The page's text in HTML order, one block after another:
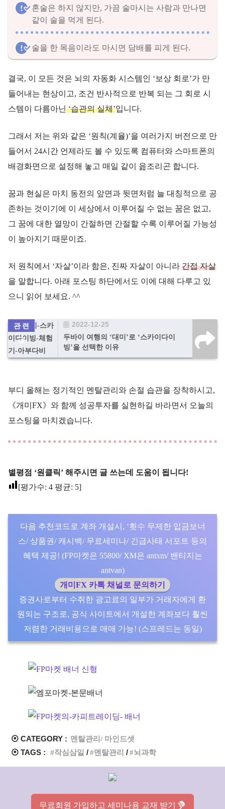
혼술은 하지 않지만, 가끔 술마시는 사람과 만나면
같이 술을 먹게 된다.
술을 한 목음이라도 마시면 담배를 피게 된다.
결국, 이 모든 것은 뇌의 자동화 시스템인 ‘보상 회로’가 만
들어내는 현상이고, 조건 반사적으로 반복 되는 그 회로 시
스템이 다름아닌‘습관의 실체’입니다.
그래서 저는 위와 같은 ‘원칙(계율)’을 여러가지 버전으로 만
들어서 24시간 언제라도 볼 수 있도록 컴퓨터와 스마트폰의
배경화면으로 설정해 놓고 매일 같이 읊조리곤 합니다.
꿈과 현실은 마치 동전의 앞면과 뒷면처럼 늘 대칭적으로 공
존하는 것이기에 이 세상에서 이루어질 수 없는 꿈은 없고,
그 꿈에 대한 열망이 간절하면 간절할 수록 이루어질 가능성
이 높아지기 때문이죠.
저 원칙에서 ‘자살’이라 함은, 진짜 자살이 아니라 간접 자살
을 말합니다. 아래 포스팅 하단에서도 이에 대해 다루고 있
으니 읽어 보세요. ^^
2022-12-25
두바이 여행의 ‘대미’로 ‘스카이다이
빙’을 선택한 이유
부디 올해는 정기적인 멘탈관리와 손절 습관을 장착하시고,
《개미FX》와 함께 성공투자를 실현하길 바라면서 오늘의
포스팅을 마치겠습니다.
별평점 ‘원클릭’ 해주시면 글 쓰는데 도움이 됩니다!
[평가수: 4 평균: 5]
다음 추천코드로 계좌 개설시, ‘횟수 무제한 입금보너
스/ 상품권/ 캐시백/ 무료세미나/ 긴급사태 서포트 등의
혜택 제공! (FP마켓은 55800/ XM은 antxm/ 밴티지는
antvan)
개미FX 카톡 채널로 문의하기
증권사로부터 수취한 광고료의 일부가 거래자에게 환
원되는 구조로, 공식 사이트에서 개설한 계좌보다 훨씬
저렴한 거래비용으로 매매 가능! (스프레드는 동일)
⦿ CATEGORY : 멘탈관리/ 마인드셋
⦿ TAGS :
작심삼일 멘탈관리 뇌과학
무료회원 가입하고 세미나용 교재 받기